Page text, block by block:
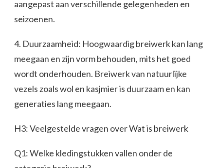
aangepast aan verschillende gelegenheden en
seizoenen.
4. Duurzaamheid: Hoogwaardig breiwerk kan lang
meegaan en zijn vorm behouden, mits het goed
wordt onderhouden. Breiwerk van natuurlijke
vezels zoals wol en kasjmier is duurzaam en kan
generaties lang meegaan.
H3: Veelgestelde vragen over Wat is breiwerk
Q1: Welke kledingstukken vallen onder de